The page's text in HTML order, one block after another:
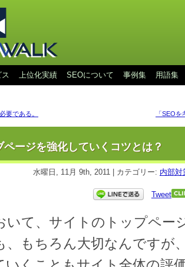
上位化実績 SEOについて 事例集 用語集
要である。
「SEO
ページを強化していくコツとは？
水曜日, 11月 9th, 2011 | カテゴリー: 内部対
Tweet
いて、サイトのトップペー
、もちろん大切なんですが